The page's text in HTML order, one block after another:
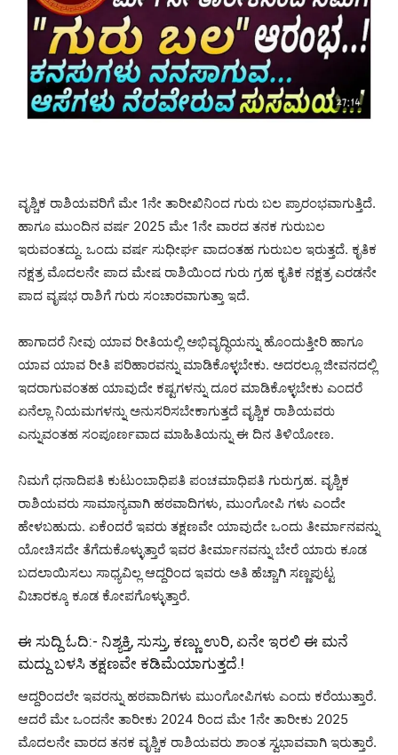
ವೃಶ್ಚಿಕ ರಾಶಿಯವರಿಗೆ ಮೇ 1ನೇ ತಾರೀಖಿನಿಂದ ಗುರು ಬಲ ಪ್ರಾರಂಭವಾಗುತ್ತಿದೆ.
ಹಾಗೂ ಮುಂದಿನ ವರ್ಷ 2025 ಮೇ 1ನೇ ವಾರದ ತನಕ ಗುರುಬಲ
ಇರುವಂತದ್ದು. ಒಂದು ವರ್ಷ ಸುಧೀರ್ಘ ವಾದಂತಹ ಗುರುಬಲ ಇರುತ್ತದೆ. ಕೃತಿಕ
ನಕ್ಷತ್ರ ಮೊದಲನೇ ಪಾದ ಮೇಷ ರಾಶಿಯಿಂದ ಗುರು ಗ್ರಹ ಕೃತಿಕ ನಕ್ಷತ್ರ ಎರಡನೇ
ಪಾದ ವೃಷಭ ರಾಶಿಗೆ ಗುರು ಸಂಚಾರವಾಗುತ್ತಾ ಇದೆ.
ಹಾಗಾದರೆ ನೀವು ಯಾವ ರೀತಿಯಲ್ಲಿ ಅಭಿವೃದ್ಧಿಯನ್ನು ಹೊಂದುತ್ತೀರಿ ಹಾಗೂ
ಯಾವ ಯಾವ ರೀತಿ ಪರಿಹಾರವನ್ನು ಮಾಡಿಕೊಳ್ಳಬೇಕು. ಅದರಲ್ಲೂ ಜೀವನದಲ್ಲಿ
ಇದರಾಗುವಂತಹ ಯಾವುದೇ ಕಷ್ಟಗಳನ್ನು ದೂರ ಮಾಡಿಕೊಳ್ಳಬೇಕು ಎಂದರೆ
ಏನೆಲ್ಲಾ ನಿಯಮಗಳನ್ನು ಅನುಸರಿಸಬೇಕಾಗುತ್ತದೆ ವೃಶ್ಚಿಕ ರಾಶಿಯವರು
ಎನ್ನುವಂತಹ ಸಂಪೂರ್ಣವಾದ ಮಾಹಿತಿಯನ್ನು ಈ ದಿನ ತಿಳಿಯೋಣ.
ನಿಮಗೆ ಧನಾದಿಪತಿ ಕುಟುಂಬಾಧಿಪತಿ ಪಂಚಮಾಧಿಪತಿ ಗುರುಗ್ರಹ. ವೃಶ್ಚಿಕ
ರಾಶಿಯವರು ಸಾಮಾನ್ಯವಾಗಿ ಹಠವಾದಿಗಳು, ಮುಂಗೋಪಿ ಗಳು ಎಂದೇ
ಹೇಳಬಹುದು. ಏಕೆoದರೆ ಇವರು ತಕ್ಷಣವೇ ಯಾವುದೇ ಒಂದು ತೀರ್ಮಾನವನ್ನು
ಯೋಚಿಸದೇ ತೆಗೆದುಕೊಳ್ಳುತ್ತಾರೆ ಇವರ ತೀರ್ಮಾನವನ್ನು ಬೇರೆ ಯಾರು ಕೂಡ
ಬದಲಾಯಿಸಲು ಸಾಧ್ಯವಿಲ್ಲ ಆದ್ದರಿಂದ ಇವರು ಅತಿ ಹೆಚ್ಚಾಗಿ ಸಣ್ಣಪುಟ್ಟ
ವಿಚಾರಕ್ಕೂ ಕೂಡ ಕೋಪಗೊಳ್ಳುತ್ತಾರೆ.
ಈ ಸುದ್ದಿ ಓದಿ:- ನಿಶ್ಯಕ್ತಿ, ಸುಸ್ತು, ಕಣ್ಣು ಉರಿ, ಏನೇ ಇರಲಿ ಈ ಮನೆ
ಮದ್ದು ಬಳಸಿ ತಕ್ಷಣವೇ ಕಡಿಮೆಯಾಗುತ್ತದೆ.!
ಆದ್ದರಿಂದಲೇ ಇವರನ್ನು ಹಠವಾದಿಗಳು ಮುಂಗೋಪಿಗಳು ಎಂದು ಕರೆಯುತ್ತಾರೆ.
ಆದರೆ ಮೇ ಒಂದನೇ ತಾರೀಕು 2024 ರಿಂದ ಮೇ 1ನೇ ತಾರೀಕು 2025
ಮೊದಲನೇ ವಾರದ ತನಕ ವೃಶ್ಚಿಕ ರಾಶಿಯವರು ಶಾಂತ ಸ್ವಭಾವವಾಗಿ ಇರುತ್ತಾರೆ.